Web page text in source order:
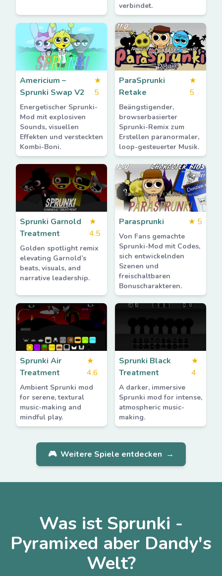
verbindet.
Americium –
Sprunki Swap V2
★
5
Energetischer Sprunki-
Mod mit explosiven
Sounds, visuellen
Effekten und versteckten
Kombi-Boni.
ParaSprunki
Retake
★
5
Beängstigender,
browserbasierter
Sprunki-Remix zum
Erstellen paranormaler,
loop-gesteuerter Musik.
Sprunki Garnold
Treatment
★
4.5
Golden spotlight remix
elevating Garnold’s
beats, visuals, and
narrative leadership.
Parasprunki ★ 5
Von Fans gemachte
Sprunki-Mod mit Codes,
sich entwickelnden
Szenen und
freischaltbaren
Bonuscharakteren.
Sprunki Air
Treatment
★
4.6
Ambient Sprunki mod
for serene, textural
music-making and
mindful play.
Sprunki Black
Treatment
★
4
A darker, immersive
Sprunki mod for intense,
atmospheric music-
making.
🎮 Weitere Spiele entdecken →
Was ist Sprunki -
Pyramixed aber Dandy's
Welt?